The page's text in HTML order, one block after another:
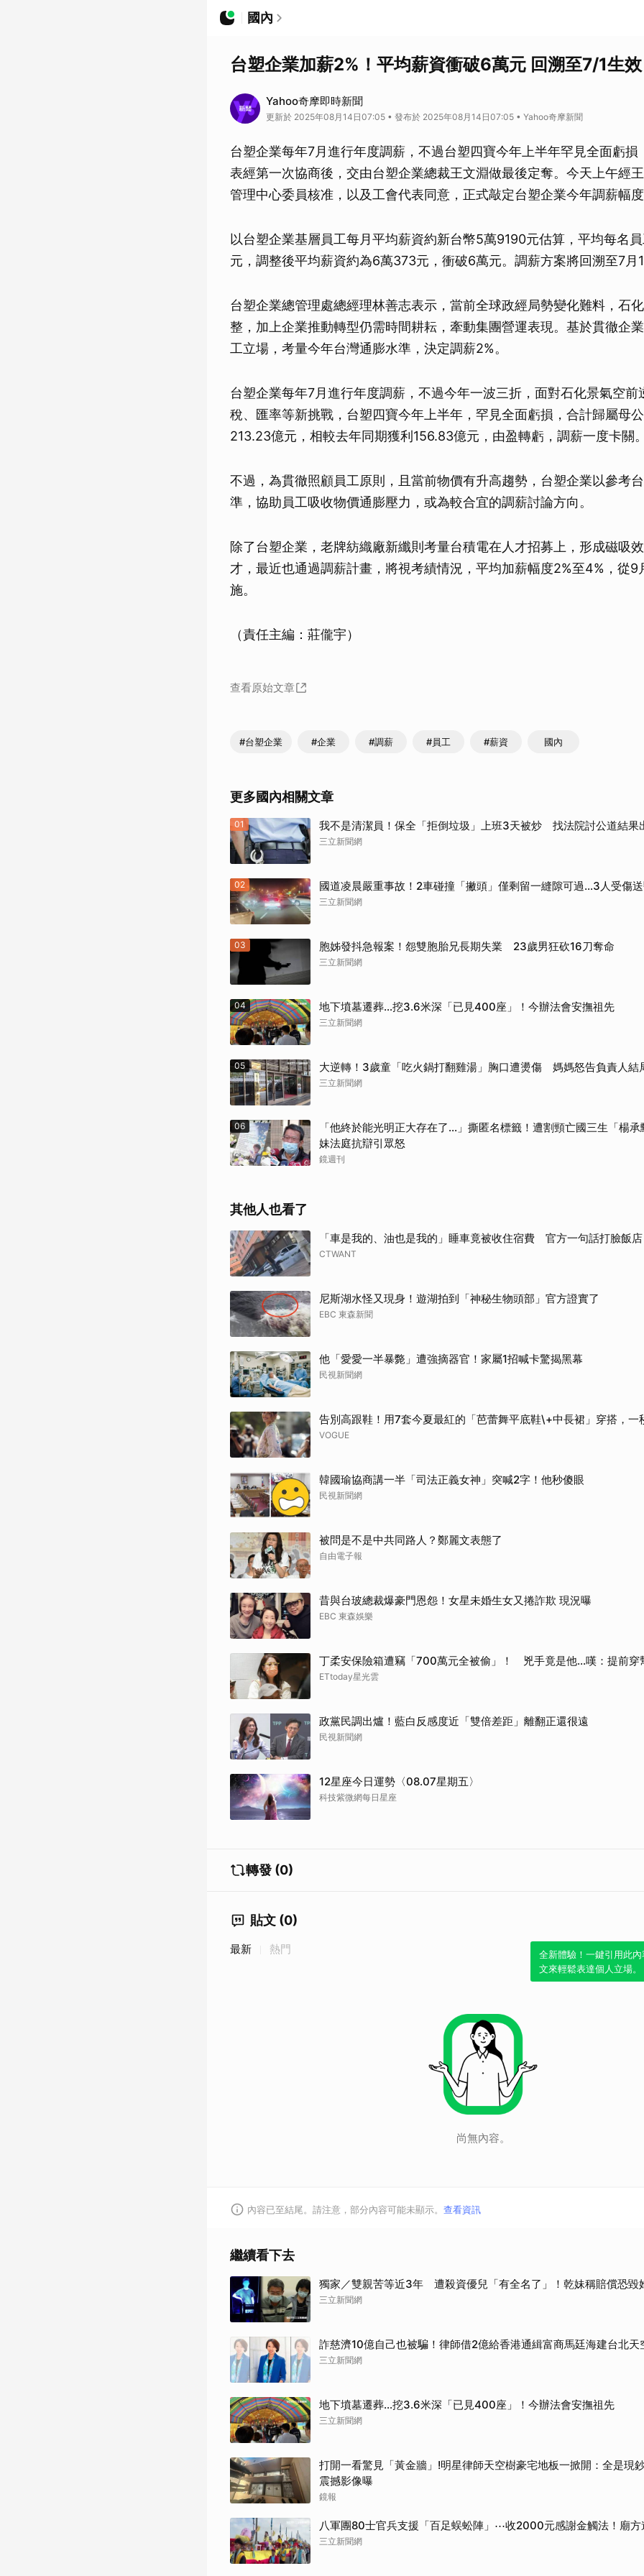
國內
台塑企業加薪2%！平均薪資衝破6萬元 回溯至7/1生效
Yahoo奇摩即時新聞
更新於 2025年08月14日07:05 • 發布於 2025年08月14日07:05 • Yahoo奇摩新聞
台塑企業每年7月進行年度調薪，不過台塑四寶今年上半年罕見全面虧損
表經第一次協商後，交由台塑企業總裁王文淵做最後定奪。今天上午經
管理中心委員核准，以及工會代表同意，正式敲定台塑企業今年調薪幅
以台塑企業基層員工每月平均薪資約新台幣5萬9190元估算，平均每名
元，調整後平均薪資約為6萬373元，衝破6萬元。調薪方案將回溯至7月
台塑企業總管理處總經理林善志表示，當前全球政經局勢變化難料，石
整，加上企業推動轉型仍需時間耕耘，牽動集團營運表現。基於貫徹企
工立場，考量今年台灣通膨水準，決定調薪2%。
台塑企業每年7月進行年度調薪，不過今年一波三折，面對石化景氣空前
稅、匯率等新挑戰，台塑四寶今年上半年，罕見全面虧損，合計歸屬母
213.23億元，相較去年同期獲利156.83億元，由盈轉虧，調薪一度卡關
不過，為貫徹照顧員工原則，且當前物價有升高趨勢，台塑企業以參考
準，協助員工吸收物價通膨壓力，或為較合宜的調薪討論方向。
除了台塑企業，老牌紡織廠新纖則考量台積電在人才招募上，形成磁吸
才，最近也通過調薪計畫，將視考績情況，平均加薪幅度2%至4%，從9
施。
（責任主編：莊儱宇）
查看原始文章
#台塑企業 #企業 #調薪 #員工 #薪資 國內
更多國內相關文章
01 我不是清潔員！保全「拒倒垃圾」上班3天被炒 找法院討公道結果
三立新聞網
02 國道凌晨嚴重事故！2車碰撞「撇頭」僅剩留一縫隙可過…3人受傷
三立新聞網
03 胞姊發抖急報案！怨雙胞胎兄長期失業 23歲男狂砍16刀奪命
三立新聞網
04 地下墳墓遷葬…挖3.6米深「已見400座」！今辦法會安撫祖先
三立新聞網
05 大逆轉！3歲童「吃火鍋打翻雞湯」胸口遭燙傷 媽媽怒告負責人結
三立新聞網
06
「他終於能光明正大存在了...」撕匿名標籤！遭割頸亡國三生「楊
妹法庭抗辯引眾怒
鏡週刊
其他人也看了
「車是我的、油也是我的」睡車竟被收住宿費 官方一句話打臉飯店
CTWANT
尼斯湖水怪又現身！遊湖拍到「神秘生物頭部」官方證實了
EBC 東森新聞
他「愛愛一半暴斃」遭強摘器官！家屬1招喊卡驚揭黑幕
民視新聞網
告別高跟鞋！用7套今夏最紅的「芭蕾舞平底鞋\+中長裙」穿搭，一
VOGUE
韓國瑜協商講一半「司法正義女神」突喊2字！他秒傻眼
民視新聞網
被問是不是中共同路人？鄭麗文表態了
自由電子報
昔與台玻總裁爆豪門恩怨！女星未婚生女又捲詐欺 現況曝
EBC 東森娛樂
丁柔安保險箱遭竊「700萬元全被偷」！ 兇手竟是他...嘆：提前穿
ETtoday星光雲
政黨民調出爐！藍白反感度近「雙倍差距」離翻正還很遠
民視新聞網
12星座今日運勢〈08.07星期五〉
科技紫微網每日星座
轉發 (0)
貼文 (0)
全新體驗！一鍵引用此
文來輕鬆表達個人立場。
最新 熱門
尚無內容。
內容已至結尾。請注意，部分內容可能未顯示。 查看資訊
繼續看下去
獨家／雙親苦等近3年 遭殺資優兒「有全名了」！乾妹稱賠償恐毀
三立新聞網
詐慈濟10億自己也被騙！律師借2億給香港通緝富商馬廷海建台北天
三立新聞網
地下墳墓遷葬…挖3.6米深「已見400座」！今辦法會安撫祖先
三立新聞網
打開一看驚見「黃金牆」!明星律師天空樹豪宅地板一掀開：全
震撼影像曝
鏡報
八軍團80士官兵支援「百足蜈蚣陣」⋯收2000元感謝金觸法！廟方
三立新聞網